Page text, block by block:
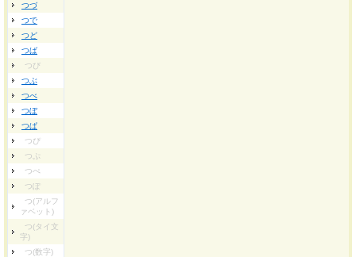
つづ
つで
つど
つば
つび
つぶ
つべ
つぼ
つぱ
つぴ
つぷ
つぺ
つぽ
つ(アルフ
ァベット)
つ(タイ文
字)
つ(数字)